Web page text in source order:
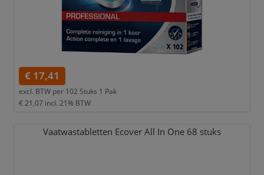
€ 17,41
excl. BTW per 102 Stuks 1 Pak
€ 21,07 incl. 21% BTW
Vaatwastabletten Ecover All In One 68 stuks